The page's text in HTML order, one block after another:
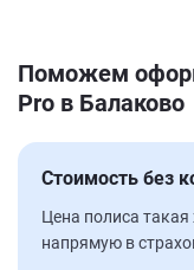
Поможем
Pro в Балаково
Стоимость без
Цена полиса
напрямую в